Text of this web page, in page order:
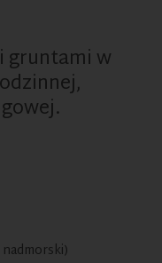
gruntami w